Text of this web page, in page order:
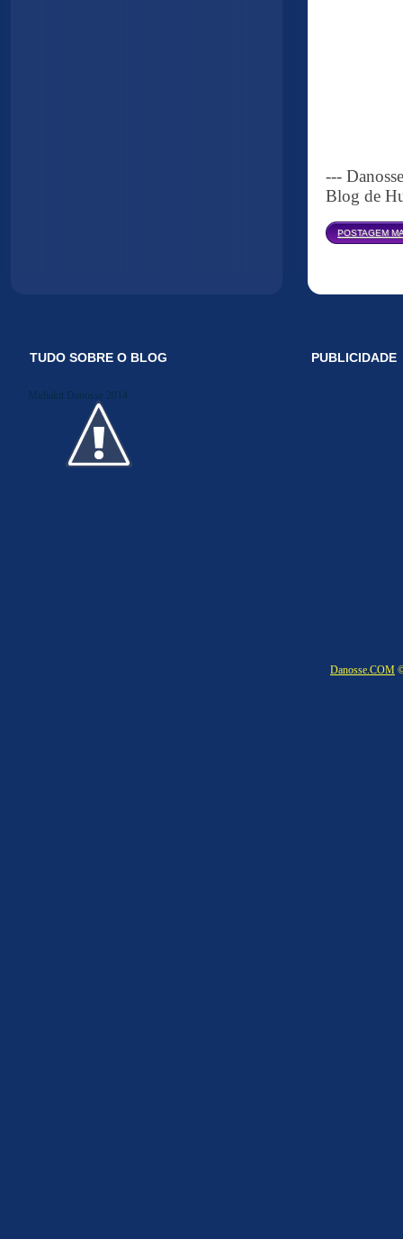
---
Blog de
POSTAGEM
TUDO SOBRE O BLOG
Midiakit Danosse 2014
PUBLICIDADE
Danosse.COM